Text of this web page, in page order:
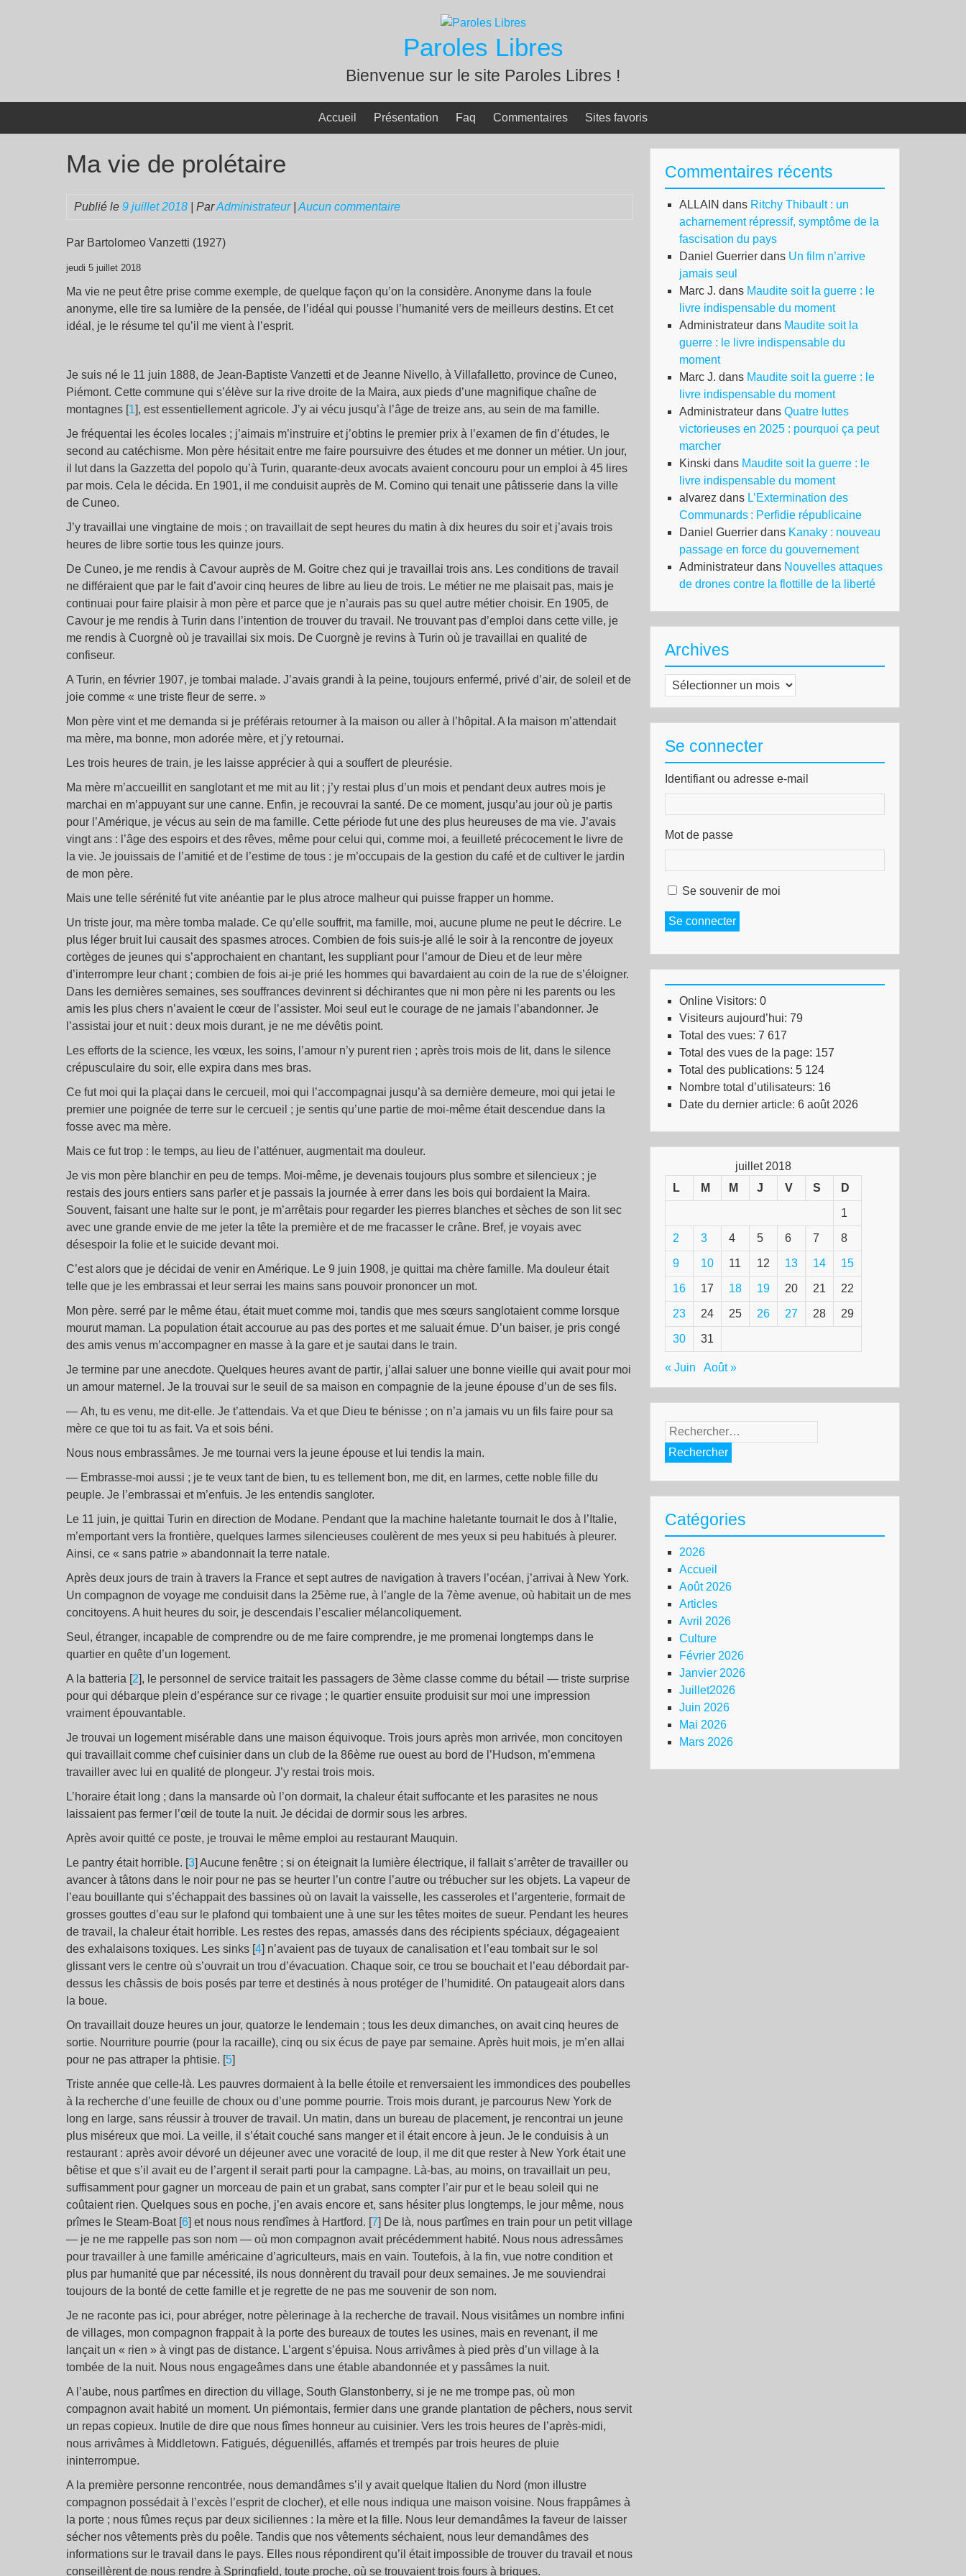
Paroles Libres
Bienvenue sur le site Paroles Libres !
Accueil Présentation Faq Commentaires Sites favoris
Ma vie de prolétaire
Publié le 9 juillet 2018 | ParAdministrateur| Aucun commentaire
Par Bartolomeo Vanzetti (1927)
jeudi 5 juillet 2018
Ma vie ne peut être prise comme exemple, de quelque façon qu’on la considère. Anonyme dans la foule
anonyme, elle tire sa lumière de la pensée, de l’idéal qui pousse l’humanité vers de meilleurs destins. Et cet
idéal, je le résume tel qu’il me vient à l’esprit.
Je suis né le 11 juin 1888, de Jean-Baptiste Vanzetti et de Jeanne Nivello, à Villafalletto, province de Cuneo,
Piémont. Cette commune qui s’élève sur la rive droite de la Maira, aux pieds d’une magnifique chaîne de
montagnes [1], est essentiellement agricole. J’y ai vécu jusqu’à l’âge de treize ans, au sein de ma famille.
Je fréquentai les écoles locales ; j’aimais m’instruire et j’obtins le premier prix à l’examen de fin d’études, le
second au catéchisme. Mon père hésitait entre me faire poursuivre des études et me donner un métier. Un jour,
il lut dans la Gazzetta del popolo qu’à Turin, quarante-deux avocats avaient concouru pour un emploi à 45 lires
par mois. Cela le décida. En 1901, il me conduisit auprès de M. Comino qui tenait une pâtisserie dans la ville
de Cuneo.
J’y travaillai une vingtaine de mois ; on travaillait de sept heures du matin à dix heures du soir et j’avais trois
heures de libre sortie tous les quinze jours.
De Cuneo, je me rendis à Cavour auprès de M. Goitre chez qui je travaillai trois ans. Les conditions de travail
ne différaient que par le fait d’avoir cinq heures de libre au lieu de trois. Le métier ne me plaisait pas, mais je
continuai pour faire plaisir à mon père et parce que je n’aurais pas su quel autre métier choisir. En 1905, de
Cavour je me rendis à Turin dans l’intention de trouver du travail. Ne trouvant pas d’emploi dans cette ville, je
me rendis à Cuorgnè où je travaillai six mois. De Cuorgnè je revins à Turin où je travaillai en qualité de
confiseur.
A Turin, en février 1907, je tombai malade. J’avais grandi à la peine, toujours enfermé, privé d’air, de soleil et de
joie comme « une triste fleur de serre. »
Mon père vint et me demanda si je préférais retourner à la maison ou aller à l’hôpital. A la maison m’attendait
ma mère, ma bonne, mon adorée mère, et j’y retournai.
Les trois heures de train, je les laisse apprécier à qui a souffert de pleurésie.
Ma mère m’accueillit en sanglotant et me mit au lit ; j’y restai plus d’un mois et pendant deux autres mois je
marchai en m’appuyant sur une canne. Enfin, je recouvrai la santé. De ce moment, jusqu’au jour où je partis
pour l’Amérique, je vécus au sein de ma famille. Cette période fut une des plus heureuses de ma vie. J’avais
vingt ans : l’âge des espoirs et des rêves, même pour celui qui, comme moi, a feuilleté précocement le livre de
la vie. Je jouissais de l’amitié et de l’estime de tous : je m’occupais de la gestion du café et de cultiver le jardin
de mon père.
Mais une telle sérénité fut vite anéantie par le plus atroce malheur qui puisse frapper un homme.
Un triste jour, ma mère tomba malade. Ce qu’elle souffrit, ma famille, moi, aucune plume ne peut le décrire. Le
plus léger bruit lui causait des spasmes atroces. Combien de fois suis-je allé le soir à la rencontre de joyeux
cortèges de jeunes qui s’approchaient en chantant, les suppliant pour l’amour de Dieu et de leur mère
d’interrompre leur chant ; combien de fois ai-je prié les hommes qui bavardaient au coin de la rue de s’éloigner.
Dans les dernières semaines, ses souffrances devinrent si déchirantes que ni mon père ni les parents ou les
amis les plus chers n’avaient le cœur de l’assister. Moi seul eut le courage de ne jamais l’abandonner. Je
l’assistai jour et nuit : deux mois durant, je ne me dévêtis point.
Les efforts de la science, les vœux, les soins, l’amour n’y purent rien ; après trois mois de lit, dans le silence
crépusculaire du soir, elle expira dans mes bras.
Ce fut moi qui la plaçai dans le cercueil, moi qui l’accompagnai jusqu’à sa dernière demeure, moi qui jetai le
premier une poignée de terre sur le cercueil ; je sentis qu’une partie de moi-même était descendue dans la
fosse avec ma mère.
Mais ce fut trop : le temps, au lieu de l’atténuer, augmentait ma douleur.
Je vis mon père blanchir en peu de temps. Moi-même, je devenais toujours plus sombre et silencieux ; je
restais des jours entiers sans parler et je passais la journée à errer dans les bois qui bordaient la Maira.
Souvent, faisant une halte sur le pont, je m’arrêtais pour regarder les pierres blanches et sèches de son lit sec
avec une grande envie de me jeter la tête la première et de me fracasser le crâne. Bref, je voyais avec
désespoir la folie et le suicide devant moi.
C’est alors que je décidai de venir en Amérique. Le 9 juin 1908, je quittai ma chère famille. Ma douleur était
telle que je les embrassai et leur serrai les mains sans pouvoir prononcer un mot.
Mon père. serré par le même étau, était muet comme moi, tandis que mes sœurs sanglotaient comme lorsque
mourut maman. La population était accourue au pas des portes et me saluait émue. D’un baiser, je pris congé
des amis venus m’accompagner en masse à la gare et je sautai dans le train.
Je termine par une anecdote. Quelques heures avant de partir, j’allai saluer une bonne vieille qui avait pour moi
un amour maternel. Je la trouvai sur le seuil de sa maison en compagnie de la jeune épouse d’un de ses fils.
— Ah, tu es venu, me dit-elle. Je t’attendais. Va et que Dieu te bénisse ; on n’a jamais vu un fils faire pour sa
mère ce que toi tu as fait. Va et sois béni.
Nous nous embrassâmes. Je me tournai vers la jeune épouse et lui tendis la main.
— Embrasse-moi aussi ; je te veux tant de bien, tu es tellement bon, me dit, en larmes, cette noble fille du
peuple. Je l’embrassai et m’enfuis. Je les entendis sangloter.
Le 11 juin, je quittai Turin en direction de Modane. Pendant que la machine haletante tournait le dos à l’Italie,
m’emportant vers la frontière, quelques larmes silencieuses coulèrent de mes yeux si peu habitués à pleurer.
Ainsi, ce « sans patrie » abandonnait la terre natale.
Après deux jours de train à travers la France et sept autres de navigation à travers l’océan, j’arrivai à New York.
Un compagnon de voyage me conduisit dans la 25ème rue, à l’angle de la 7ème avenue, où habitait un de mes
concitoyens. A huit heures du soir, je descendais l’escalier mélancoliquement.
Seul, étranger, incapable de comprendre ou de me faire comprendre, je me promenai longtemps dans le
quartier en quête d’un logement.
A la batteria [2], le personnel de service traitait les passagers de 3ème classe comme du bétail — triste surprise
pour qui débarque plein d’espérance sur ce rivage ; le quartier ensuite produisit sur moi une impression
vraiment épouvantable.
Je trouvai un logement misérable dans une maison équivoque. Trois jours après mon arrivée, mon concitoyen
qui travaillait comme chef cuisinier dans un club de la 86ème rue ouest au bord de l’Hudson, m’emmena
travailler avec lui en qualité de plongeur. J’y restai trois mois.
L’horaire était long ; dans la mansarde où l’on dormait, la chaleur était suffocante et les parasites ne nous
laissaient pas fermer l’œil de toute la nuit. Je décidai de dormir sous les arbres.
Après avoir quitté ce poste, je trouvai le même emploi au restaurant Mauquin.
Le pantry était horrible. [3] Aucune fenêtre ; si on éteignait la lumière électrique, il fallait s’arrêter de travailler ou
avancer à tâtons dans le noir pour ne pas se heurter l’un contre l’autre ou trébucher sur les objets. La vapeur de
l’eau bouillante qui s’échappait des bassines où on lavait la vaisselle, les casseroles et l’argenterie, formait de
grosses gouttes d’eau sur le plafond qui tombaient une à une sur les têtes moites de sueur. Pendant les heures
de travail, la chaleur était horrible. Les restes des repas, amassés dans des récipients spéciaux, dégageaient
des exhalaisons toxiques. Les sinks [4] n’avaient pas de tuyaux de canalisation et l’eau tombait sur le sol
glissant vers le centre où s’ouvrait un trou d’évacuation. Chaque soir, ce trou se bouchait et l’eau débordait par-
dessus les châssis de bois posés par terre et destinés à nous protéger de l’humidité. On pataugeait alors dans
la boue.
On travaillait douze heures un jour, quatorze le lendemain ; tous les deux dimanches, on avait cinq heures de
sortie. Nourriture pourrie (pour la racaille), cinq ou six écus de paye par semaine. Après huit mois, je m’en allai
pour ne pas attraper la phtisie. [5]
Triste année que celle-là. Les pauvres dormaient à la belle étoile et renversaient les immondices des poubelles
à la recherche d’une feuille de choux ou d’une pomme pourrie. Trois mois durant, je parcourus New York de
long en large, sans réussir à trouver de travail. Un matin, dans un bureau de placement, je rencontrai un jeune
plus miséreux que moi. La veille, il s’était couché sans manger et il était encore à jeun. Je le conduisis à un
restaurant : après avoir dévoré un déjeuner avec une voracité de loup, il me dit que rester à New York était une
bêtise et que s’il avait eu de l’argent il serait parti pour la campagne. Là-bas, au moins, on travaillait un peu,
suffisamment pour gagner un morceau de pain et un grabat, sans compter l’air pur et le beau soleil qui ne
coûtaient rien. Quelques sous en poche, j’en avais encore et, sans hésiter plus longtemps, le jour même, nous
prîmes le Steam-Boat[6] et nous nous rendîmes à Hartford. [7] De là, nous partîmes en train pour un petit village
— je ne me rappelle pas son nom — où mon compagnon avait précédemment habité. Nous nous adressâmes
pour travailler à une famille américaine d’agriculteurs, mais en vain. Toutefois, à la fin, vue notre condition et
plus par humanité que par nécessité, ils nous donnèrent du travail pour deux semaines. Je me souviendrai
toujours de la bonté de cette famille et je regrette de ne pas me souvenir de son nom.
Je ne raconte pas ici, pour abréger, notre pèlerinage à la recherche de travail. Nous visitâmes un nombre infini
de villages, mon compagnon frappait à la porte des bureaux de toutes les usines, mais en revenant, il me
lançait un « rien » à vingt pas de distance. L’argent s’épuisa. Nous arrivâmes à pied près d’un village à la
tombée de la nuit. Nous nous engageâmes dans une étable abandonnée et y passâmes la nuit.
A l’aube, nous partîmes en direction du village, South Glanstonberry, si je ne me trompe pas, où mon
compagnon avait habité un moment. Un piémontais, fermier dans une grande plantation de pêchers, nous servit
un repas copieux. Inutile de dire que nous fîmes honneur au cuisinier. Vers les trois heures de l’après-midi,
nous arrivâmes à Middletown. Fatigués, déguenillés, affamés et trempés par trois heures de pluie
ininterrompue.
A la première personne rencontrée, nous demandâmes s’il y avait quelque Italien du Nord (mon illustre
compagnon possédait à l’excès l’esprit de clocher), et elle nous indiqua une maison voisine. Nous frappâmes à
la porte ; nous fûmes reçus par deux siciliennes : la mère et la fille. Nous leur demandâmes la faveur de laisser
sécher nos vêtements près du poêle. Tandis que nos vêtements séchaient, nous leur demandâmes des
informations sur le travail dans le pays. Elles nous répondirent qu’il était impossible de trouver du travail et nous
conseillèrent de nous rendre à Springfield, toute proche, où se trouvaient trois fours à briques.
Commentaires récents
ALLAIN dans Ritchy Thibault : un
acharnement répressif, symptôme de la
fascisation du pays
Daniel Guerrier dans Un film n’arrive
jamais seul
Marc J. dans Maudite soit la guerre : le
livre indispensable du moment
Administrateur dans Maudite soit la
guerre : le livre indispensable du
moment
Marc J. dans Maudite soit la guerre : le
livre indispensable du moment
Administrateur dans Quatre luttes
victorieuses en 2025 : pourquoi ça peut
marcher
Kinski dans Maudite soit la guerre : le
livre indispensable du moment
alvarez dans L’Extermination des
Communards : Perfidie républicaine
Daniel Guerrier dans Kanaky : nouveau
passage en force du gouvernement
Administrateur dans Nouvelles attaques
de drones contre la flottille de la liberté
Archives
Archives
Se connecter
Identifiant ou adresse e-mail
Mot de passe
Se souvenir de moi
Se connecter
Online Visitors: 0
Visiteurs aujourd’hui: 79
Total des vues: 7 617
Total des vues de la page: 157
Total des publications: 5 124
Nombre total d’utilisateurs: 16
Date du dernier article: 6 août 2026
juillet 2018
L
M M J V S D
1
2 3 4 5 6 7 8
9 10 11 12 13 14 15
16 17 18 19 20 21 22
23 24 25 26 27 28 29
30 31
« Juin Août »
Rechercher :
Catégories
2026
Accueil
Août 2026
Articles
Avril 2026
Culture
Février 2026
Janvier 2026
Juillet2026
Juin 2026
Mai 2026
Mars 2026